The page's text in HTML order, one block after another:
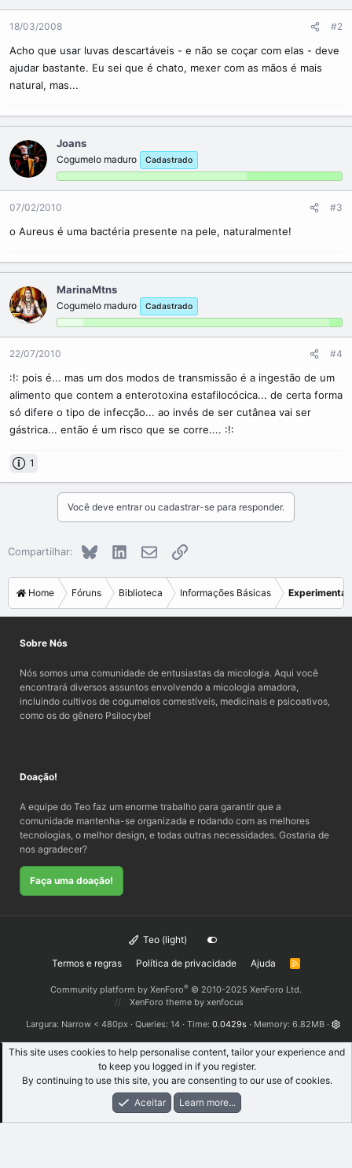
18/03/2008 #2
Acho que usar luvas descartáveis - e não se coçar com elas - deve
ajudar bastante. Eu sei que é chato, mexer com as mãos é mais
natural, mas...
Joans
Cogumelo maduro Cadastrado
07/02/2010 #3
o Aureus é uma bactéria presente na pele, naturalmente!
MarinaMtns
Cogumelo maduro Cadastrado
22/07/2010 #4
:!: pois é... mas um dos modos de transmissão é a ingestão de um
alimento que contem a enterotoxina estafilocócica... de certa forma
só difere o tipo de infecção... ao invés de ser cutânea vai ser
gástrica... então é um risco que se corre.... :!:
1
Você deve entrar ou cadastrar-se para responder.
Compartilhar: BlueskyLinkedInE-mailLink
Home Fóruns Biblioteca Informações Básicas
Sobre Nós
Nós somos uma comunidade de entusiastas da micologia. Aqui você
encontrará diversos assuntos envolvendo a micologia amadora,
incluindo cultivos de cogumelos comestíveis, medicinais e psicoativos,
como os do gênero Psilocybe!
Doação!
A equipe do Teo faz um enorme trabalho para garantir que a
comunidade mantenha-se organizada e rodando com as melhores
tecnologias, o melhor design, e todas outras necessidades. Gostaria de
nos agradecer?
Faça uma doação!
Teo (light)
Termos e regras
Política de privacidade Ajuda
Community platform by XenForo® © 2010-2025 XenForo Ltd.
XenForo theme by xenfocus
Largura
Queries 14 Time 0.0429s Memory 6.82MB
This site uses cookies to help personalise content, tailor your experience and
to keep you logged in if you register.
By continuing to use this site, you are consenting to our use of cookies.
Aceitar
Learn more...